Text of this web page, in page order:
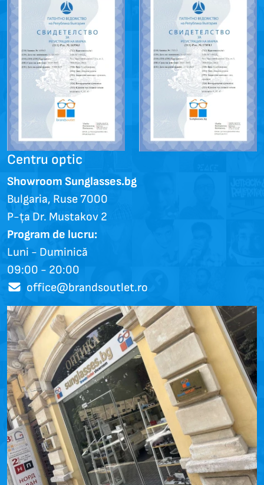
Centru optic
Showroom Sunglasses.bg
Bulgaria, Ruse 7000
P-ța Dr. Mustakov 2
Program de lucru:
Luni - Duminică
09:00 - 20:00
office@brandsoutlet.ro